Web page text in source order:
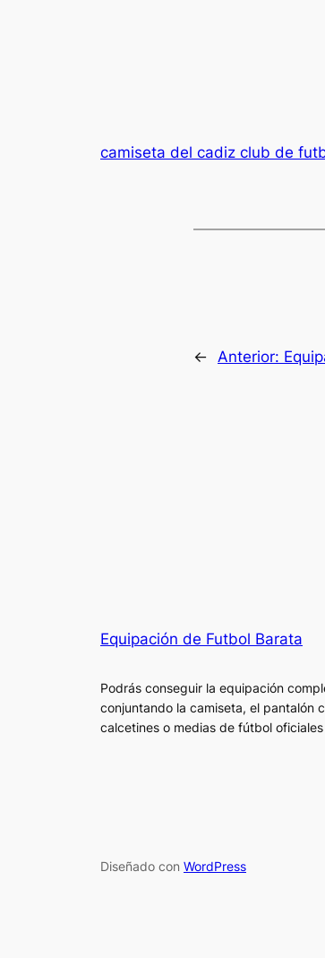
camiseta del cadiz club de
← Anterior:
Equipación de Futbol Barata
Podrás conseguir la equipación
conjuntando la camiseta, el pantalón
calcetines o medias de fútbol
Diseñado con WordPress